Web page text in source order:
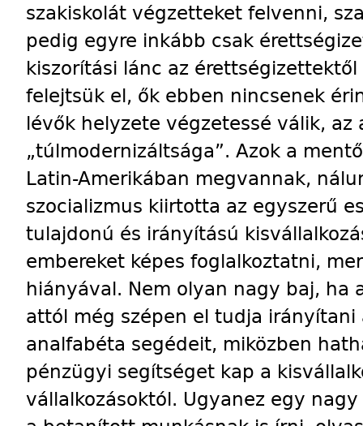
szakiskolát végzetteket felvenni,
pedig egyre inkább csak
kiszorítási lánc az
felejtsük el, ők ebben nincsenek
lévők helyzete végzetessé válik, az
„túlmodernizáltsága”. Azok a
Latin-Amerikában megvannak,
szocializmus kiirtotta az egyszerű
tulajdonú és irányítású
embereket képes foglalkoztatni,
hi­ányával. Nem olyan nagy baj, ha
attól még szépen el tudja
analfabéta segédeit, miközben
pénzügyi segítséget kap a
vállalkozásoktól. Ugyanez egy